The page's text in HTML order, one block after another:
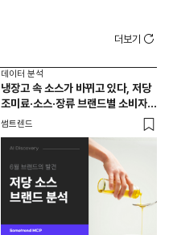
더보기
데이터 분석
냉장고 속 소스가 바뀌고 있다, 저당
조미료·소스·장류 브랜드별 소비자
반응 분석
썸트렌드